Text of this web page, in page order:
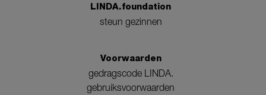
LINDA.foundation
steun gezinnen
Voorwaarden
gedragscode LINDA.
gebruiksvoorwaarden